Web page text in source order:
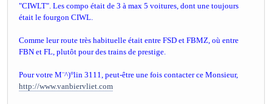
"CIWLT". Les compo était de 3 à max 5 voitures, dont une toujours
était le fourgon CIWL.
Comme leur route très habituelle était entre FSD et FBMZ, où entre
FBN et FL, plutôt pour des trains de prestige.
Pour votre M¨^)°lin 3111, peut-être une fois contacter ce Monsieur,
http://www.vanbiervliet.com